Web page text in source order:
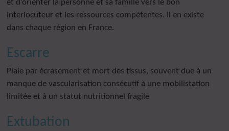
et d’orienter la personne et sa famille vers le bon
interlocuteur et les ressources compétentes. Il en existe
dans chaque région en France.
Escarre
Plaie par écrasement et mort des tissus, souvent due à un
manque de vascularisation consécutif à une mobilistation
limitée et à un statut nutritionnel fragile
Extubation